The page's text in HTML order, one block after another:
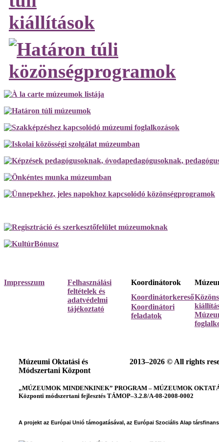
Impresszum
Felhasználási
feltételek és
adatvédelmi
tájékoztató
Koordinátorok
Koordinátorkereső
Koordinátori
feladatok
Múzeumi Oktatási és
Módszertani Központ
2013–2026 © All rights
„MÚZEUMOK MINDENKINEK” PROGRAM – MÚZEUMOK
Központi módszertani fejlesztés TÁMOP–3.2.8/A-08-2008-0002
A projekt az Európai Unió támogatásával, az Európai Szociális Alap